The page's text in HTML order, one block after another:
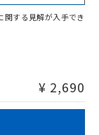
す。
関する見解が入手でき
¥ 2,690